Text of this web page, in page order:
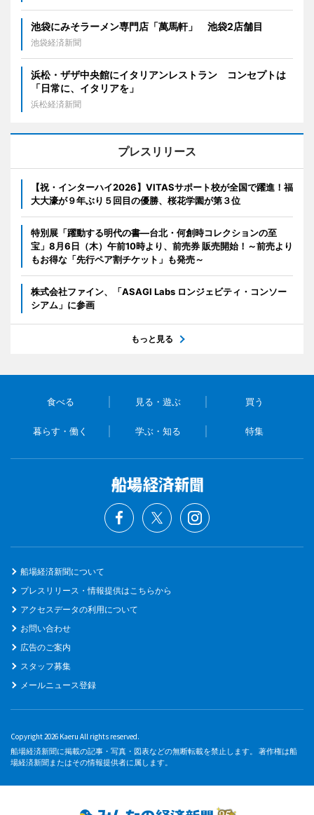
池袋にみそラーメン専門店「萬馬軒」 池袋2店舗目
池袋経済新聞
浜松・ザザ中央館にイタリアンレストラン コンセプトは
「日常に、イタリアを」
浜松経済新聞
プレスリリース
【祝・インターハイ2026】VITASサポート校が全国で躍進！福
大大濠が９年ぶり５回目の優勝、桜花学園が第３位
特別展「躍動する明代の書―台北・何創時コレクションの至
宝」8月6日（木）午前10時より、前売券 販売開始！～前売より
もお得な「先行ペア割チケット」も発売～
株式会社ファイン、「ASAGI Labs ロンジェビティ・コンソー
シアム」に参画
もっと見る
食べる 見る・遊ぶ 買う
暮らす・働く 学ぶ・知る 特集
船場経済新聞について
プレスリリース・情報提供はこちらから
アクセスデータの利用について
お問い合わせ
広告のご案内
スタッフ募集
メールニュース登録
Copyright 2026 Kaeru All rights reserved.
船場経済新聞に掲載の記事・写真・図表などの無断転載を禁止します。 著作権は船
場経済新聞またはその情報提供者に属します。